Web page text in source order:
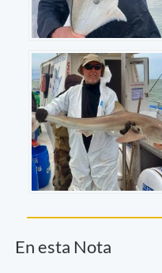
En esta Nota